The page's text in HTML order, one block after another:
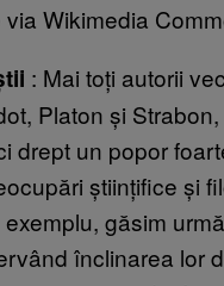
Wikimedia
: Mai toți autorii
Platon și Strabon,
drept un popor
științifice și
găsim
înclinarea lor